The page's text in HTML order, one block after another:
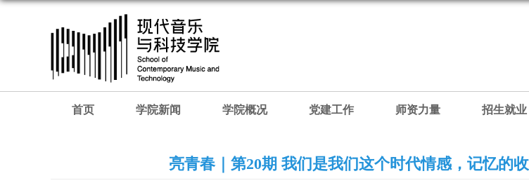
首页 学院新闻 学院概况 党建工作 师资力量 招生就业
亮青春｜第20期 我们是我们这个时代情感，记忆